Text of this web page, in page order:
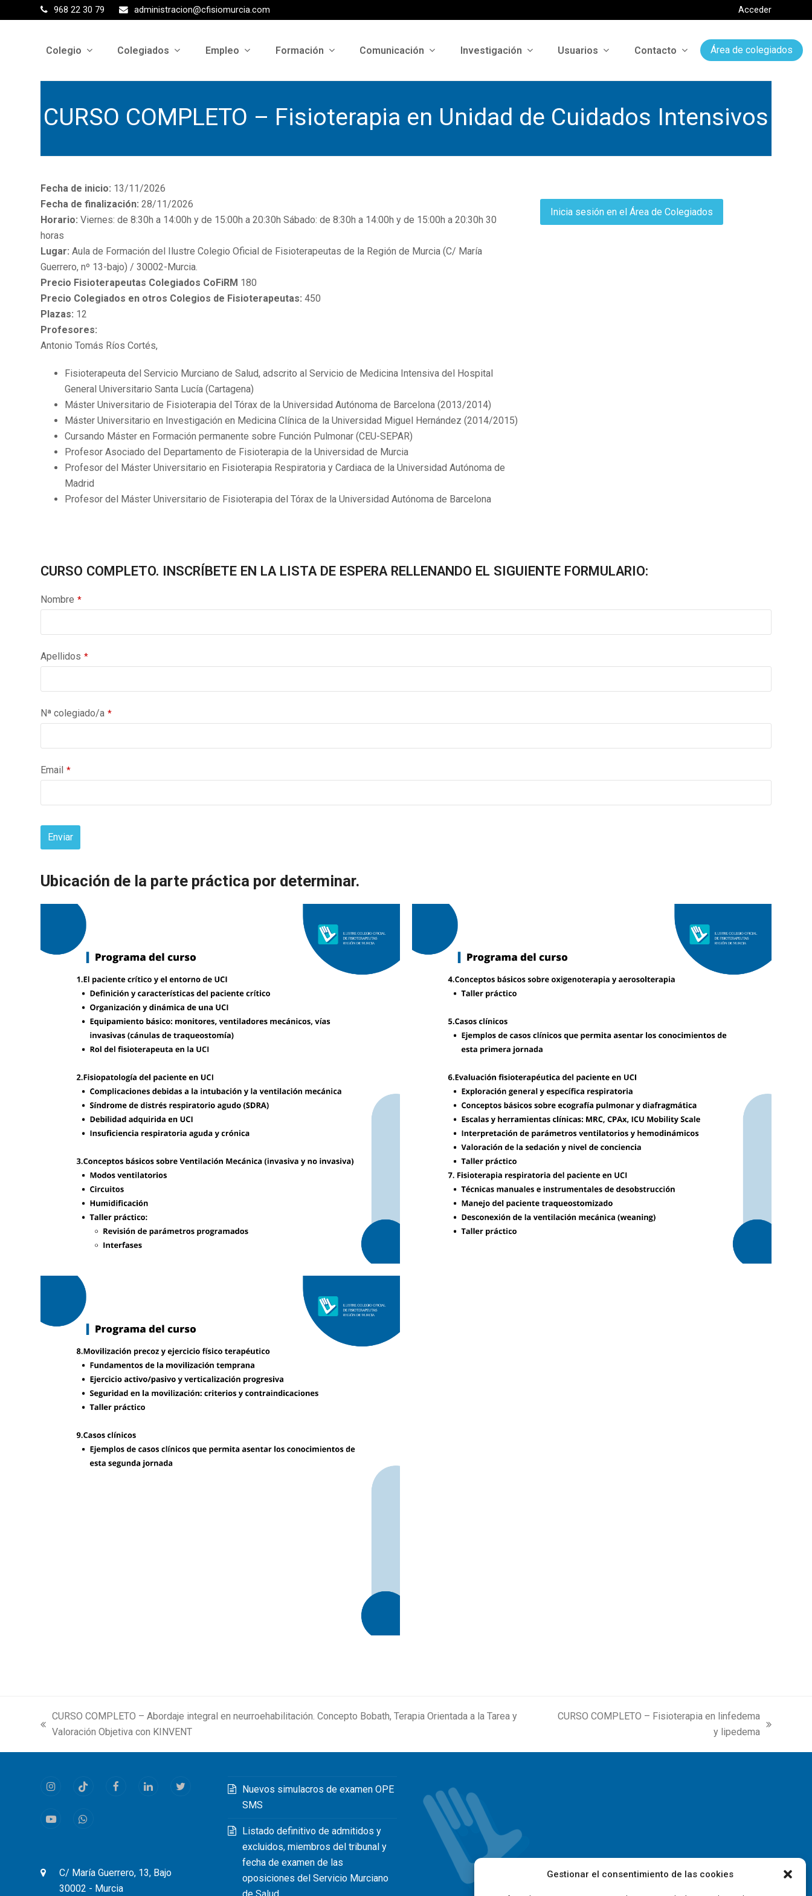
Gestionar el consentimiento de las cookies
968 22 30 79 administracion@cfisiomurcia.com Acceder
Colegio Colegiados Empleo Formación Comunicación Investigación Usuarios Contacto Área de colegiados
CURSO COMPLETO – Fisioterapia en Unidad de Cuidados Intensivos
Fecha de inicio: 13/11/2026
Fecha de finalización: 28/11/2026
Horario: Viernes: de 8:30h a 14:00h y de 15:00h a 20:30h Sábado: de 8:30h a 14:00h y de 15:00h a 20:30h 30
horas
Lugar: Aula de Formación del Ilustre Colegio Oficial de Fisioterapeutas de la Región de Murcia (C/ María
Guerrero, nº 13-bajo) / 30002-Murcia.
Precio Fisioterapeutas Colegiados CoFiRM 180
Precio Colegiados en otros Colegios de Fisioterapeutas: 450
Plazas: 12
Profesores:
Antonio Tomás Ríos Cortés,
Fisioterapeuta del Servicio Murciano de Salud, adscrito al Servicio de Medicina Intensiva del Hospital
General Universitario Santa Lucía (Cartagena)
Máster Universitario de Fisioterapia del Tórax de la Universidad Autónoma de Barcelona (2013/2014)
Máster Universitario en Investigación en Medicina Clínica de la Universidad Miguel Hernández (2014/2015)
Cursando Máster en Formación permanente sobre Función Pulmonar (CEU-SEPAR)
Profesor Asociado del Departamento de Fisioterapia de la Universidad de Murcia
Profesor del Máster Universitario en Fisioterapia Respiratoria y Cardiaca de la Universidad Autónoma de
Madrid
Profesor del Máster Universitario de Fisioterapia del Tórax de la Universidad Autónoma de Barcelona
Inicia sesión en el Área de Colegiados
CURSO COMPLETO. INSCRÍBETE EN LA LISTA DE ESPERA RELLENANDO EL SIGUIENTE FORMULARIO:
Nombre *
Apellidos *
Nª colegiado/a *
Email *
Enviar
field
Ubicación de la parte práctica por determinar.
previous
CURSO COMPLETO – Abordaje integral en neurroehabilitación. Concepto Bobath, Terapia Orientada a la Tarea y
Valoración Objetiva con KINVENT
CURSO COMPLETO – Fisioterapia en linfedema
y lipedema
InstagramTiktok FacebookLinkedInTwitter
YoutubeWhatsapp
C/ María Guerrero, 13, Bajo
30002 - Murcia
Nuevos simulacros de examen OPE
SMS
Listado definitivo de admitidos y
excluidos, miembros del tribunal y
fecha de examen de las
oposiciones del Servicio Murciano
de Salud